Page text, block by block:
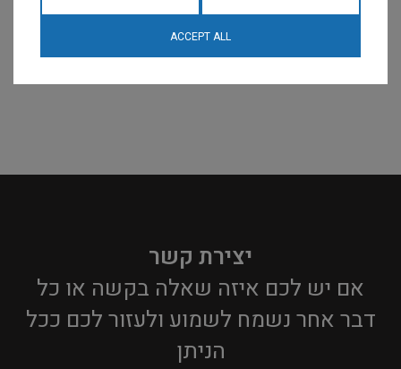
יצירת קשר
אם יש לכם איזה שאלה בקשה או כל
דבר אחר נשמח לשמוע ולעזור לכם ככל
הניתן​
ACCEPT ALL